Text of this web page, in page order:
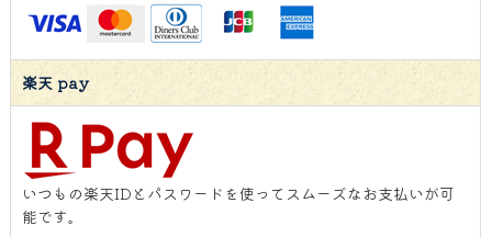
楽天 pay
いつもの楽天IDとパスワードを使ってスムーズなお支払いが可
能です。